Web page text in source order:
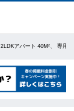
アパート 40M²、 専用